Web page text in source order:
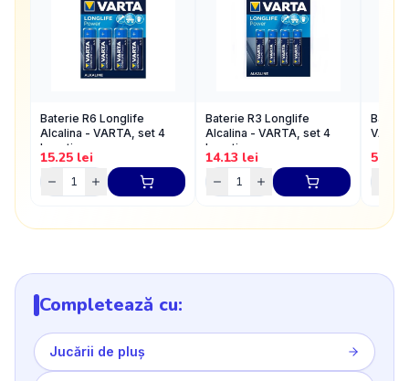
Baterie R6 Longlife
Alcalina - VARTA, set 4
bucati
15.25 lei
Baterie R3 Longlife
Alcalina - VARTA, set 4
bucati
14.13 lei
VARTA
5.5
Completează cu:
Jucării de pluș